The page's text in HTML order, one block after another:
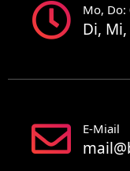
Mo,
Di,
E-Miail